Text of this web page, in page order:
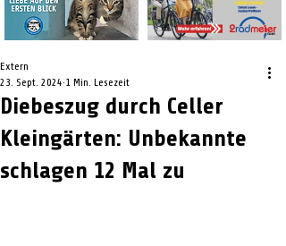
Diebeszug durch Celler
Kleingärten: Unbekannte
schlagen 12 Mal zu
Extern
23. Sept. 2024 1 Min. Lesezeit